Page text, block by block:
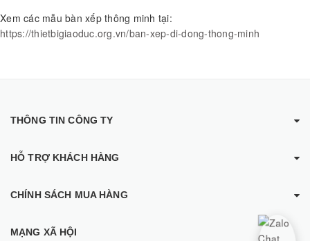
Xem các mẫu bàn xếp thông minh tại:
https://thietbigiaoduc.org.vn/ban-xep-di-dong-thong-minh
THÔNG TIN CÔNG TY
HỖ TRỢ KHÁCH HÀNG
CHÍNH SÁCH MUA HÀNG
MẠNG XÃ HỘI